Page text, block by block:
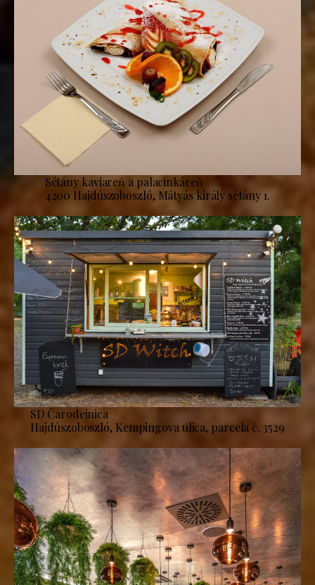
Sétány kaviareň a palacinkáreň
4200 Hajdúszoboszló, Mátyás király sétány 1.
SD Čarodejnica
Hajdúszoboszló, Kempingova ulica, parcela č. 3529